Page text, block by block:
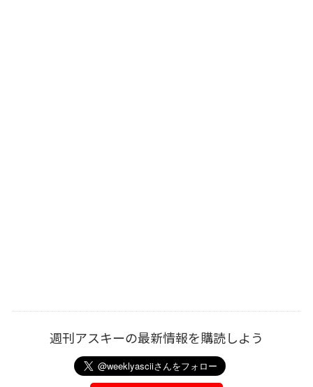
週刊アスキーの最新情報を購読しよう